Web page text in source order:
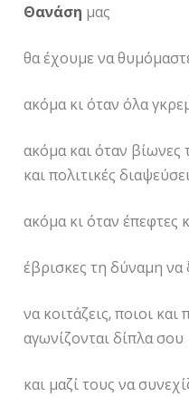
Θανάση μας
θα έχουμε να
ακόμα κι όταν όλα
ακόμα και όταν βίωνες
και πολιτικές
ακόμα κι όταν έπεφτες
έβρισκες τη δύναμη να
να κοιτάζεις, ποιοι και
αγωνίζονται δίπλα σου
και μαζί τους να